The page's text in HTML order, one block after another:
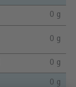
0 g
0 g
0 g
0 g